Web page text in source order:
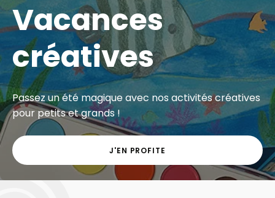
Vacances
créatives
Passez un été magique avec nos activités créatives
pour petits et grands !
J'EN PROFITE